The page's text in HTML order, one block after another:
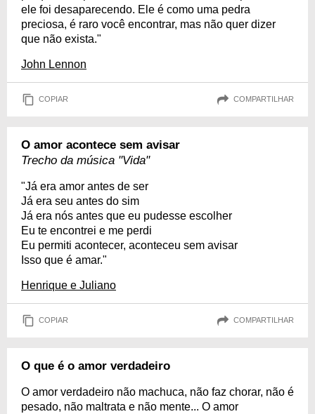
ele foi desaparecendo. Ele é como uma pedra
preciosa, é raro você encontrar, mas não quer dizer
que não exista."
John Lennon
COPIAR COMPARTILHAR
O amor acontece sem avisar
Trecho da música "Vida"
"Já era amor antes de ser
Já era seu antes do sim
Já era nós antes que eu pudesse escolher
Eu te encontrei e me perdi
Eu permiti acontecer, aconteceu sem avisar
Isso que é amar."
Henrique e Juliano
COPIAR COMPARTILHAR
O que é o amor verdadeiro
O amor verdadeiro não machuca, não faz chorar, não é
pesado, não maltrata e não mente... O amor